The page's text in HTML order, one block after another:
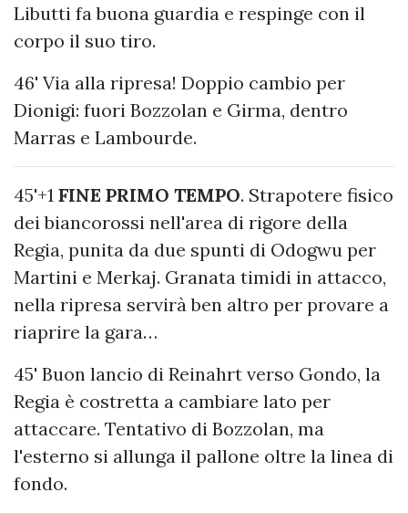
Libutti fa buona guardia e respinge con il
corpo il suo tiro.
46' Via alla ripresa! Doppio cambio per
Dionigi: fuori Bozzolan e Girma, dentro
Marras e Lambourde.
45'+1 FINE PRIMO TEMPO. Strapotere fisico
dei biancorossi nell'area di rigore della
Regia, punita da due spunti di Odogwu per
Martini e Merkaj. Granata timidi in attacco,
nella ripresa servirà ben altro per provare a
riaprire la gara…
45' Buon lancio di Reinahrt verso Gondo, la
Regia è costretta a cambiare lato per
attaccare. Tentativo di Bozzolan, ma
l'esterno si allunga il pallone oltre la linea di
fondo.